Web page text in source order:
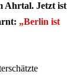
Ahrtal. Jetzt ist
„Berlin ist